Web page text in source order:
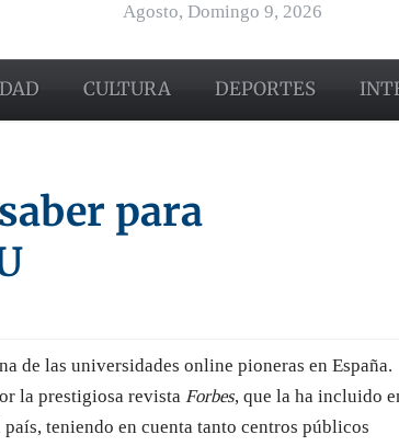
Agosto, Domingo 9, 2026
CULTURA DEPORTES
para
de las universidades online pioneras en España.
la prestigiosa revista Forbes, que la ha incluido
teniendo en cuenta tanto centros públicos